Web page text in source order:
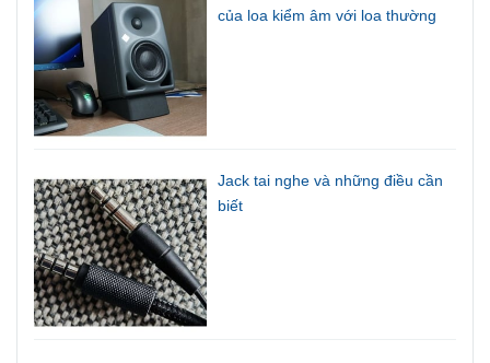
của loa kiểm âm với loa thường
Jack tai nghe và những điều cần
biết